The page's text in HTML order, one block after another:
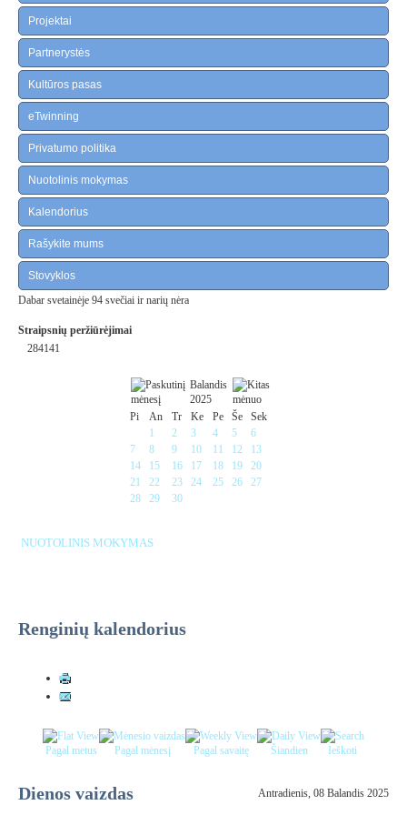
Projektai
Partnerystės
Kultūros pasas
eTwinning
Privatumo politika
Nuotolinis mokymas
Kalendorius
Rašykite mums
Stovyklos
Dabar svetainėje 94 svečiai ir narių nėra
Straipsnių peržiūrėjimai
284141
Balandis
2025
Pi
An Tr Ke Pe Še
Sek
1
2 3 4 5
6
7
8 9 10 11 12
13
14
15 16 17 18 19
20
21
22 23 24 25 26
27
28
29 30
NUOTOLINIS MOKYMAS
Renginių kalendorius
Pagal metus Pagal mėnesį Pagal savaitę Šiandien Ieškoti
Dienos vaizdas Antradienis, 08 Balandis 2025